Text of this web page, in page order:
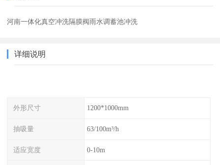
河南一体化真空冲洗隔膜阀雨水调蓄池冲洗
详细说明
外形尺寸 1200*1000mm
抽吸量 63/100m³/h
适应宽度 0-10m